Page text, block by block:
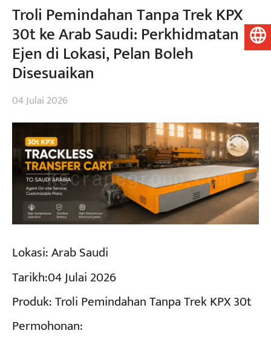
Troli Pemindahan Tanpa Trek KPX
30t ke Arab Saudi: Perkhidmatan
Ejen di Lokasi, Pelan Boleh
Disesuaikan
04 Julai 2026
Lokasi:Arab Saudi
Tarikh:04 Julai 2026
Produk:Troli Pemindahan Tanpa Trek KPX 30t
Permohonan:
Bahasa Melayu